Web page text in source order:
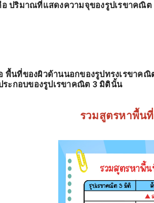
ปริมาณที่แสดงความจุของรูปเรขาคณิต
นที่ของผิวด้านนอกของรูปทรงเรขาค
ระกอบของรูปเรขาคณิต 3 มิตินั้น
รวมสูตรหาพื้น